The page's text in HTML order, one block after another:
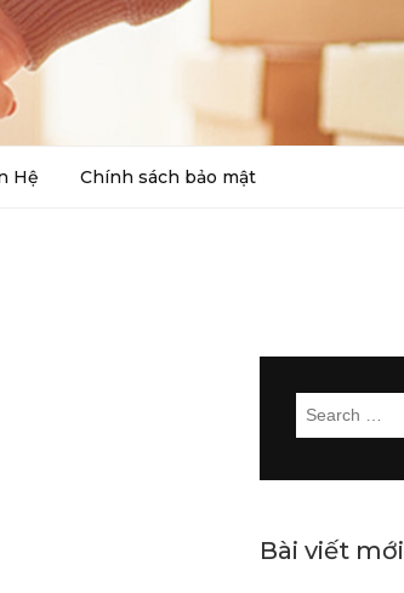
Hệ Chính sách bảo mật
Search
for:
Bài viết mới